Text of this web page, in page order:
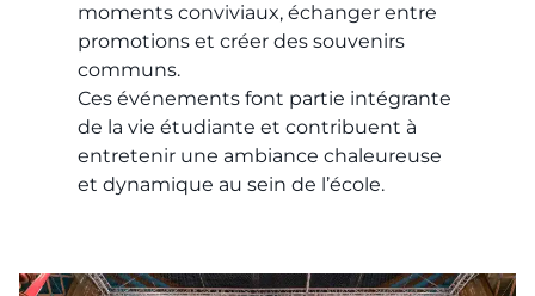
moments conviviaux, échanger entre
promotions et créer des souvenirs
communs.
Ces événements font partie intégrante
de la vie étudiante et contribuent à
entretenir une ambiance chaleureuse
et dynamique au sein de l’école.